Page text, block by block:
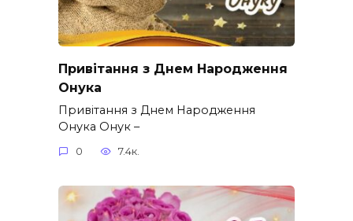
Привітання з Днем Народження
Онука
Привітання з Днем Народження
Онука Онук –
0 7.4к.